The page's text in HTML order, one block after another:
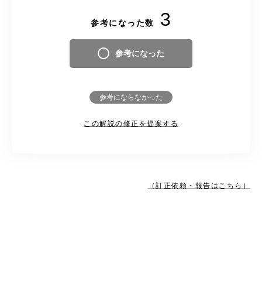
参考になった数 3
参考になった
参考にならなかった
この解説の修正を提案する
（訂正依頼・報告はこちら）